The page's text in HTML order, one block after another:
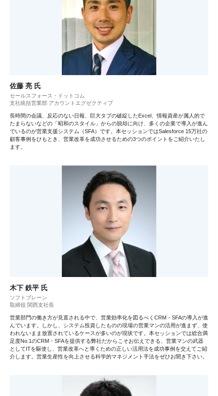
佐藤 亮 氏
セールスフォース・ドットコム
支社統括営業部 アカウントエグゼクティブ
長時間の会議、反応のない日報、巨大タブの破綻したExcel、情報資産が属人的で
たまらないなどの「昭和のスタイル」からの脱却に向け、多くの企業で導入が進ん
でいるのが営業支援システム（SFA）です。本セッションではSalesforce 15万社の
顧客事例をひもとき、営業改革を成功させるための3つのポイントをご紹介いたし
ます。
木下 鉄平 氏
ソフトブレーン
取締役 関西支社長
営業部門の働き方が見直される中で、営業効率化を図るべくCRM・SFAの導入が進
んでいます。しかし、システム投資したものの現場の営業マンの活用が進まず、使
われないまま放置されているケースが多いのが現状です。本セッションでは総合満
足度No.1のCRM・SFAを提供する弊社だからこそお伝えできる、営業マンの武器
としてITを駆使し、営業改革へと導くための正しい活用法を成功事例を交えてご紹
介します。営業生産性を向上させる科学的マネジメント手法をぜひお聞き下さい。